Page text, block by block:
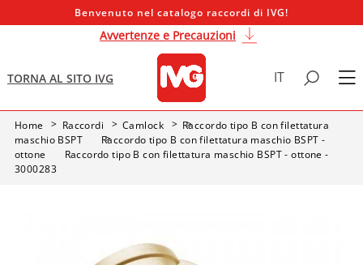
Benvenuto nel catalogo raccordi di IVG!
Avvertenze e Precauzioni
TORNA AL SITO IVG IT
Home Raccordi Camlock
Raccordo tipo B con filettatura
maschio BSPT
Raccordo tipo B con filettatura maschio BSPT -
ottone
Raccordo tipo B con filettatura maschio BSPT - ottone -
3000283